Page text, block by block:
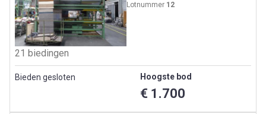
Lotnummer 12
21 biedingen
Bieden gesloten Hoogste bod
€ 1.700